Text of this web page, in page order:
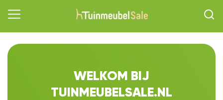
WELKOM BIJ
TUINMEUBELSALE.NL